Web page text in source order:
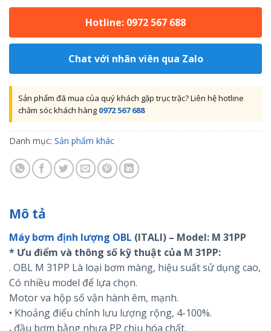
Hotline: 0972 567 688
Chat với nhân viên qua Zalo
Sản phẩm đã mua của quý khách gặp trục trặc? Liên hệ hotline
chăm sóc khách hàng 0972 567 688
Danh mục: Sản phẩm khác
Mô tả
Máy bơm định lượng OBL (ITALI) – Model: M 31PP
* Ưu điểm và thông số kỹ thuật của M 31PP:
. OBL M 31PP Là loại bơm màng, hiệu suất sử dụng cao,
Có nhiều model để lựa chọn.
Motor va hộp số vận hành êm, mạnh.
• Khoảng điểu chỉnh lưu lượng rộng, 4-100%.
. đầu bơm bằng nhựa PP chịu hóa chất.